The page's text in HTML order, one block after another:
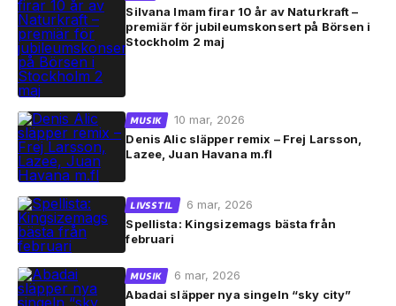
Silvana Imam firar 10 år av Naturkraft –
premiär för jubileumskonsert på Börsen i
Stockholm 2 maj
MUSIK
10 mar, 2026
Denis Alic släpper remix – Frej Larsson,
Lazee, Juan Havana m.fl
LIVSSTIL
6 mar, 2026
Spellista: Kingsizemags bästa från
februari
MUSIK
6 mar, 2026
Abadai släpper nya singeln “sky city”